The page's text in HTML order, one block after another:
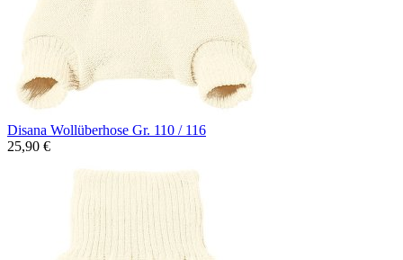
Disana Wollüberhose Gr. 110 / 116
25,90 €